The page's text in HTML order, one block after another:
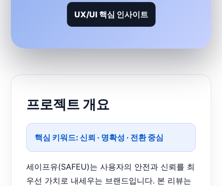
UX/UI 핵심 인사이트
프로젝트 개요
핵심 키워드: 신뢰 · 명확성 · 전환 중심
세이프유(SAFEU)는 사용자의 안전과 신뢰를 최
우선 가치로 내세우는 브랜드입니다. 본 리뷰는